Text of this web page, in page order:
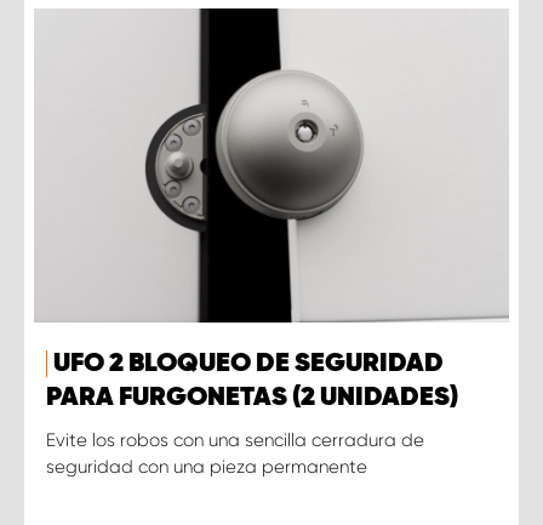
UFO 2 BLOQUEO DE SEGURIDAD
PARA FURGONETAS (2 UNIDADES)
Evite los robos con una sencilla cerradura de
seguridad con una pieza permanente